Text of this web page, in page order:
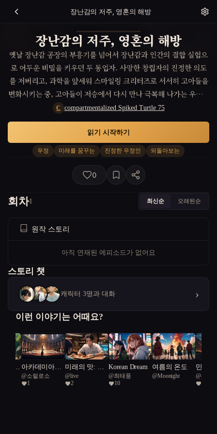
장난감의 저주, 영혼의 해방
장난감의 저주, 영혼의 해방
옛날 장난감 공장의 부흥기를 넘어서 장난감과 인간의 결합 실험으
로 어두운 비밀을 키우던 두 동업자. 사망한 창립자의 진정한 의도
를 저버리고, 과학을 앞세워 스마일링 크리터즈로 서서히 고아들을
변화시키는 중, 고아들이 저승에서 다시 만나 극복해 나가는 우정과
해방의 서사.
C compartmentalized Spiked Turtle 75
우정 미래를 꿈꾸는 진정한 우정인 되돌아보는
읽기 시작하기
0
회차1 최신순 오래된순
원작 스토리
아직 연재된 에피소드가 없어요
스토리 챗
캐릭터 3명과 대화 ›
이런 이야기는 어때요?
러가 아카데미아의
검은 체스판
@소럴로소
1
미래의 맛: 캡
슐 속에 잊혀
진 온기
@live
2
Korean Dream
@최태풍
10
여름의 온도
@Moonight
만경창
@